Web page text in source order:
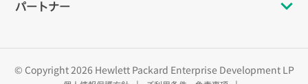
HPE Labs
経営陣
ソフトウェアおよびドライバー
標準保証確認
Eメール登録
パートナー
パートナーを検索
© Copyright 2026 Hewlett Packard Enterprise Development LP